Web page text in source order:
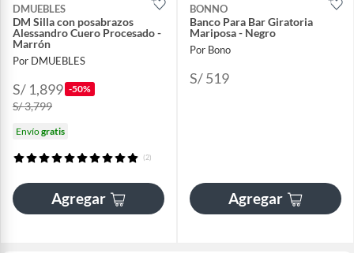
DMUEBLES
DM Silla con posabrazos
Alessandro Cuero Procesado -
Marrón
Por DMUEBLES
S/ 1,899 -50%
S/ 3,799
Envíogratis
(2)
Agregar
BONNO
Banco Para Bar Giratoria
Mariposa - Negro
Por Bono
S/ 519
Agregar